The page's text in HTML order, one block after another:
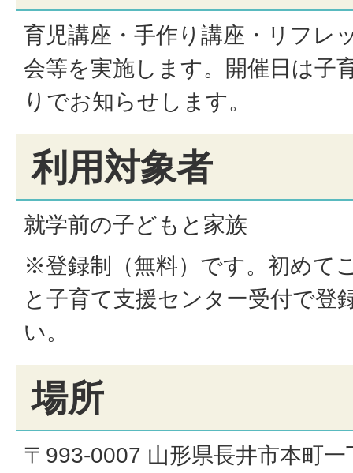
育児講座・手作り講座・リフレ
会等を実施します。開催日は子
りでお知らせします。
利用対象者
就学前の子どもと家族
※登録制（無料）です。初めて
と子育て支援センター受付で登
い。
場所
〒993-0007 山形県長井市本町一